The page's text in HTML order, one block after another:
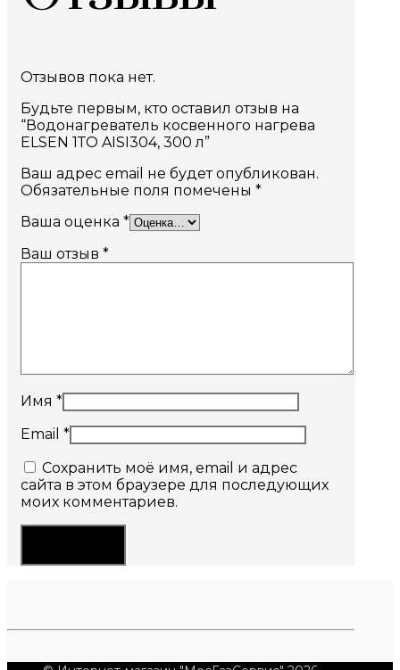
Отзывов пока нет.
Будьте первым, кто оставил отзыв на
“Водонагреватель косвенного нагрева
ELSEN 1ТО AISI304, 300 л”
Ваш адрес email не будет опубликован.
Обязательные поля помечены *
Ваша оценка *
Ваш отзыв *
Имя *
Email *
Сохранить моё имя, email и адрес
сайта в этом браузере для последующих
моих комментариев.